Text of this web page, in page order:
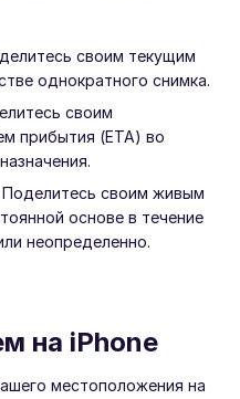
своим текущим
однократного снимка.
своим
прибытия (ETA) во
своим живым
основе в течение
неопределенно.
на iPhone
местоположения на